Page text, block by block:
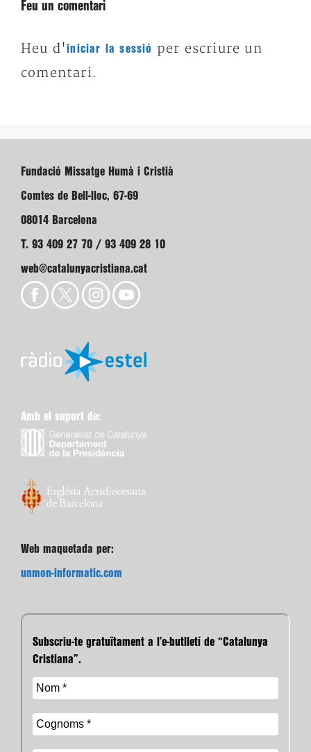
Feu un comentari
Heu d'iniciar la sessió
per escriure un
comentari.
Fundació Missatge Humà i Cristià
Comtes de Bell-lloc, 67-69
08014 Barcelona
T. 93 409 27 70 / 93 409 28 10
web@catalunyacristiana.cat
Amb el suport de:
Web maquetada per:
unmon-informatic.com
Subscriu-te gratuïtament a l’e-butlletí de “Catalunya
Cristiana”.